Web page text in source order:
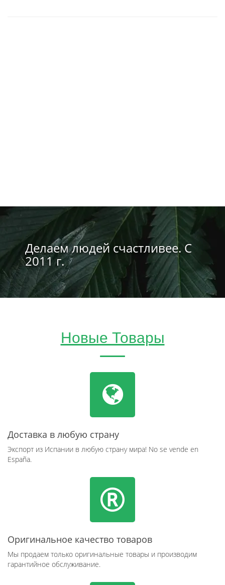
Делаем людей счастливее. С
2011 г.
Новые Товары
Доставка в любую страну
Экспорт из Испании в любую страну мира! No se vende en
España.
Оригинальное качество товаров
Мы продаем только оригинальные товары и производим
гарантийное обслуживание.